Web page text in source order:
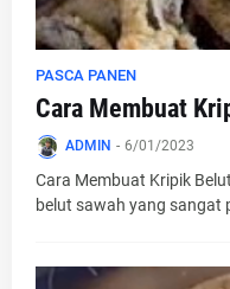
PASCA PANEN
Cara Membuat
ADMIN - 6/01/2023
Cara Membuat Kripik
belut sawah yang sangat